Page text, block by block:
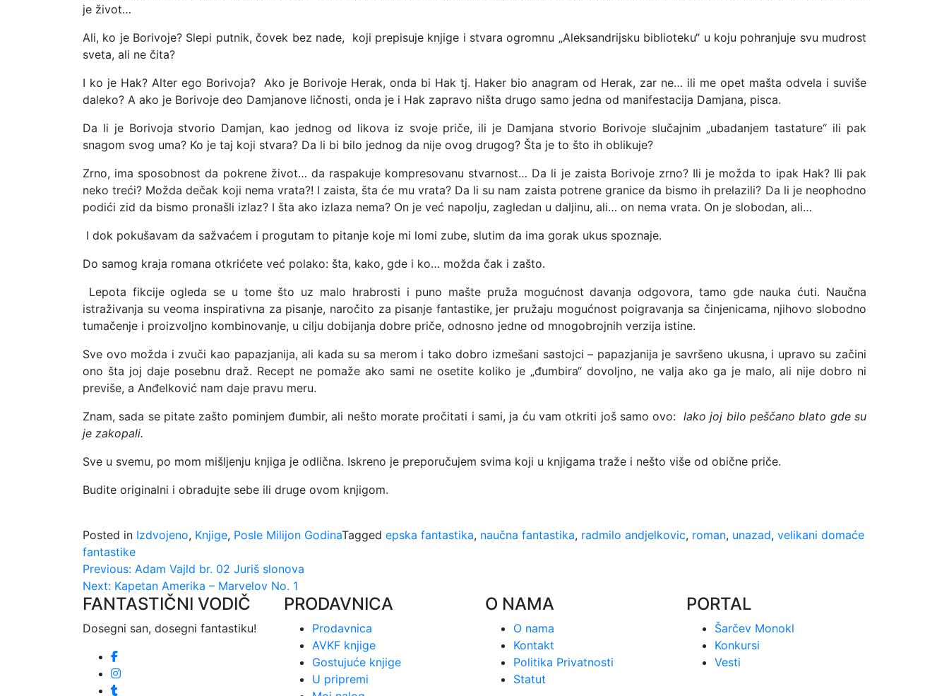
je život…
Ali, ko je Borivoje? Slepi putnik, čovek bez nade, koji prepisuje knjige i stvara ogromnu „Aleksandrijsku biblioteku“ u koju pohranjuje svu mudrost
sveta, ali ne čita?
I ko je Hak? Alter ego Borivoja? Ako je Borivoje Herak, onda bi Hak tj. Haker bio anagram od Herak, zar ne… ili me opet mašta odvela i suviše
daleko? A ako je Borivoje deo Damjanove ličnosti, onda je i Hak zapravo ništa drugo samo jedna od manifestacija Damjana, pisca.
Da li je Borivoja stvorio Damjan, kao jednog od likova iz svoje priče, ili je Damjana stvorio Borivoje slučajnim „ubadanjem tastature“ ili pak
snagom svog uma? Ko je taj koji stvara? Da li bi bilo jednog da nije ovog drugog? Šta je to što ih oblikuje?
Zrno, ima sposobnost da pokrene život… da raspakuje kompresovanu stvarnost… Da li je zaista Borivoje zrno? Ili je možda to ipak Hak? Ili pak
neko treći? Možda dečak koji nema vrata?! I zaista, šta će mu vrata? Da li su nam zaista potrene granice da bismo ih prelazili? Da li je neophodno
podići zid da bismo pronašli izlaz? I šta ako izlaza nema? On je već napolju, zagledan u daljinu, ali… on nema vrata. On je slobodan, ali…
I dok pokušavam da sažvaćem i progutam to pitanje koje mi lomi zube, slutim da ima gorak ukus spoznaje.
Do samog kraja romana otkrićete već polako: šta, kako, gde i ko… možda čak i zašto.
Lepota fikcije ogleda se u tome što uz malo hrabrosti i puno mašte pruža mogućnost davanja odgovora, tamo gde nauka ćuti. Naučna
istraživanja su veoma inspirativna za pisanje, naročito za pisanje fantastike, jer pružaju mogućnost poigravanja sa činjenicama, njihovo slobodno
tumačenje i proizvoljno kombinovanje, u cilju dobijanja dobre priče, odnosno jedne od mnogobrojnih verzija istine.
Sve ovo možda i zvuči kao papazjanija, ali kada su sa merom i tako dobro izmešani sastojci – papazjanija je savršeno ukusna, i upravo su začini
ono šta joj daje posebnu draž. Recept ne pomaže ako sami ne osetite koliko je „đumbira“ dovoljno, ne valja ako ga je malo, ali nije dobro ni
previše, a Anđelković nam daje pravu meru.
Znam, sada se pitate zašto pominjem đumbir, ali nešto morate pročitati i sami, ja ću vam otkriti još samo ovo: lako joj bilo peščano blato gde su
je zakopali.
Sve u svemu, po mom mišljenju knjiga je odlična. Iskreno je preporučujem svima koji u knjigama traže i nešto više od obične priče.
Budite originalni i obradujte sebe ili druge ovom knjigom.
Posted in Izdvojeno, Knjige, Posle Milijon GodinaTagged epska fantastika, naučna fantastika, radmilo andjelkovic, roman, unazad, velikani domaće
fantastike
Kretanje
članka
Previous: Adam Vajld br. 02 Juriš slonova
Next: Kapetan Amerika – Marvelov No. 1
FANTASTIČNI VODIČ
Dosegni san, dosegni fantastiku!
PRODAVNICA
Prodavnica
AVKF knjige
Gostujuće knjige
U pripremi
O NAMA
O nama
Kontakt
Politika Privatnosti
Statut
PORTAL
Šarčev Monokl
Konkursi
Vesti